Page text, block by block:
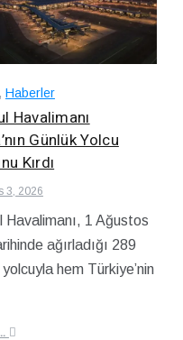
, Haberler
Havalimanı
Günlük Yolcu
Kırdı
3, 2026
Havalimanı, 1 Ağustos
ağırladığı 289
hem Türkiye’nin